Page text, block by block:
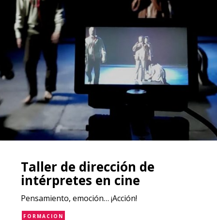
Taller de dirección de
intérpretes en cine
Pensamiento, emoción… ¡Acción!
FORMACION